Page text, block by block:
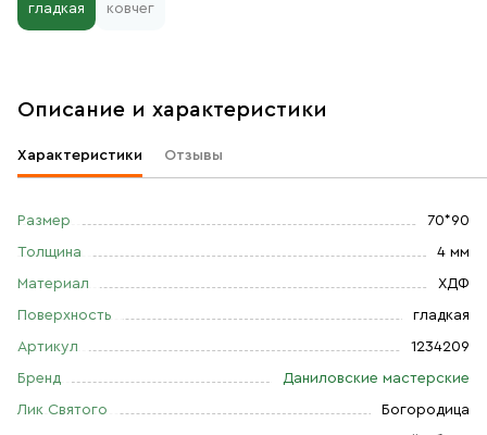
гладкая ковчег
Описание и характеристики
Характеристики Отзывы
Размер 70*90
Толщина 4 мм
Материал ХДФ
Поверхность гладкая
Артикул 1234209
Бренд Даниловские мастерские
Лик Святого Богородица